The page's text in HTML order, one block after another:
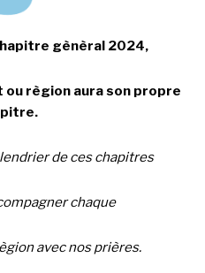
gènèral 2024,
règion aura son propre
de ces chapitres
chaque
avec nos prières.